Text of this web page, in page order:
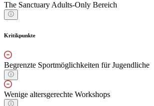
The Sanctuary Adults-Only Bereich
Kritikpunkte
Begrenzte Sportmöglichkeiten für Jugendliche
Wenige altersgerechte Workshops